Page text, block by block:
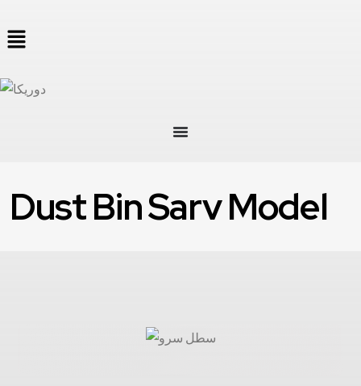
Dust Bin Sarv Model